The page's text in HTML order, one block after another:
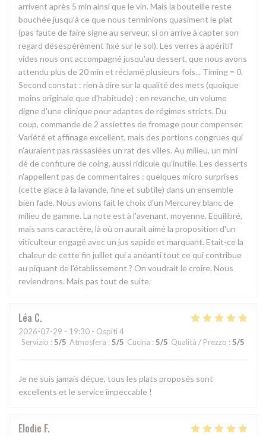
arrivent après 5 min ainsi que le vin. Mais la bouteille reste
bouchée jusqu'à ce que nous terminions quasiment le plat
(pas faute de faire signe au serveur, si on arrive à capter son
regard désespérément fixé sur le sol). Les verres à apéritif
vides nous ont accompagné jusqu'au dessert, que nous avons
attendu plus de 20 min et réclamé plusieurs fois... Timing = 0.
Second constat : rien à dire sur la qualité des mets (quoique
moins originale que d'habitude) ; en revanche, un volume
digne d'une clinique pour adaptes de régimes stricts. Du
coup, commande de 2 assiettes de fromage pour compenser.
Variété et affinage excellent, mais des portions congrues qui
n'auraient pas rassasiées un rat des villes. Au milieu, un mini
dé de confiture de coing, aussi ridicule qu'inutile. Les desserts
n'appellent pas de commentaires : quelques micro surprises
(cette glace à la lavande, fine et subtile) dans un ensemble
bien fade. Nous avions fait le choix d'un Mercurey blanc de
milieu de gamme. La note est à l'avenant, moyenne. Equilibré,
mais sans caractère, là où on aurait aimé la proposition d'un
viticulteur engagé avec un jus sapide et marquant. Etait-ce la
chaleur de cette fin juillet qui a anéanti tout ce qui contribue
au piquant de l'établissement ? On voudrait le croire. Nous
reviendrons. Mais pas tout de suite.
Léa C
2026-07-29 - 19:30 - Ospiti 4
Servizio : 5/5 Atmosfera : 5/5 Cucina : 5/5 Qualità / Prezzo : 5/5
Je ne suis jamais déçue, tous les plats proposés sont
excellents et le service impeccable !
Elodie F